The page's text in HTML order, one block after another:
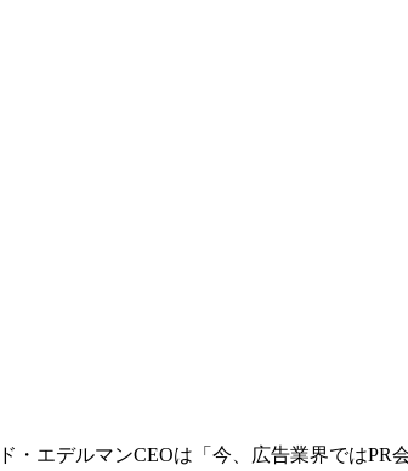
エデルマンCEOは「今、広告業界ではPR